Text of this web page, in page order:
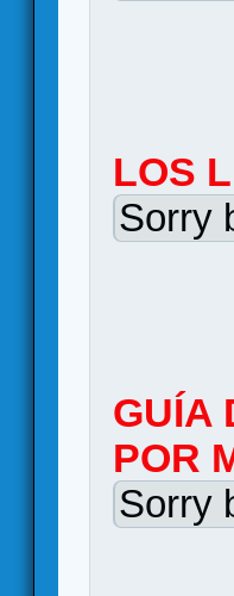
LOS
Sorry
GUÍA
POR
Sorry